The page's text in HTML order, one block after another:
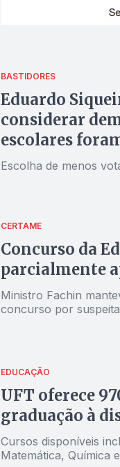
BASTIDORES
Eduardo
considerar
escolares
Escolha de menos
CERTAME
Concurso da
parcialmente
Ministro Fachin
concurso por
EDUCAÇÃO
UFT oferece
graduação à
Cursos disponíveis
Matemática, Química